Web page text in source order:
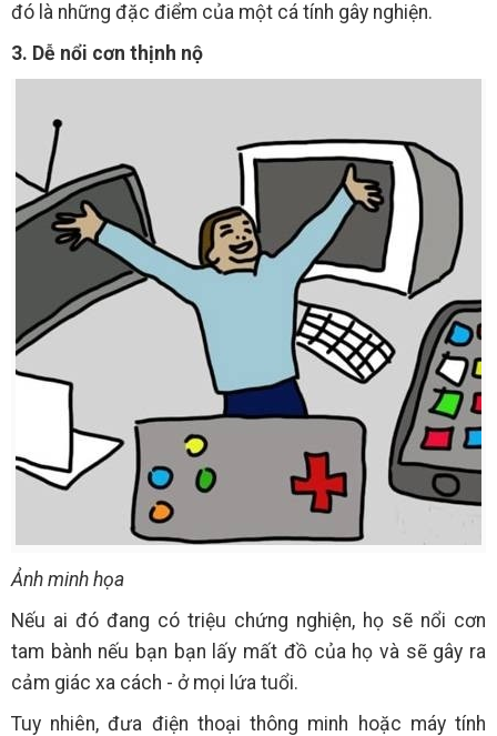
đó là những đặc điểm của một cá tính gây nghiện.
3. Dễ nổi cơn thịnh nộ
Ảnh minh họa
Nếu ai đó đang có triệu chứng nghiện, họ sẽ nổi cơn
tam bành nếu bạn bạn lấy mất đồ của họ và sẽ gây ra
cảm giác xa cách - ở mọi lứa tuổi.
Tuy nhiên, đưa điện thoại thông minh hoặc máy tính